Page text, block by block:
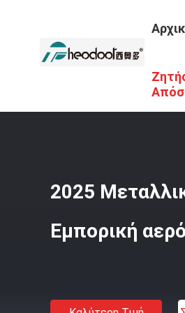
Προϊόντα /
2025
Εμπορική